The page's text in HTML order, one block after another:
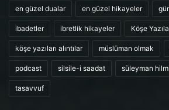
en güzel dualar en güzel hikayeler
ibadetler ibretlik hikayeler Köşe
köşe yazıları alıntılar müslüman olmak
podcast silsile-i saadat süleyman
tasavvuf